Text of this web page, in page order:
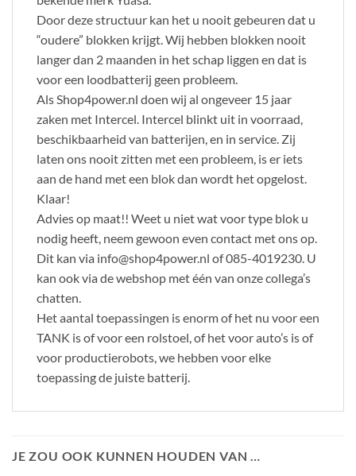
Door deze structuur kan het u nooit gebeuren dat u
“oudere” blokken krijgt. Wij hebben blokken nooit
langer dan 2 maanden in het schap liggen en dat is
voor een loodbatterij geen probleem.
Als Shop4power.nl doen wij al ongeveer 15 jaar
zaken met Intercel. Intercel blinkt uit in voorraad,
beschikbaarheid van batterijen, en in service. Zij
laten ons nooit zitten met een probleem, is er iets
aan de hand met een blok dan wordt het opgelost.
Klaar!
Advies op maat!! Weet u niet wat voor type blok u
nodig heeft, neem gewoon even contact met ons op.
Dit kan via info@shop4power.nl of 085-4019230. U
kan ook via de webshop met één van onze collega’s
chatten.
Het aantal toepassingen is enorm of het nu voor een
TANK is of voor een rolstoel, of het voor auto’s is of
voor productierobots, we hebben voor elke
toepassing de juiste batterij.
JE ZOU OOK KUNNEN HOUDEN VAN …